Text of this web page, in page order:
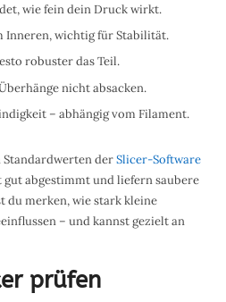
wie fein dein Druck wirkt.
Inneren, wichtig für Stabilität.
robuster das Teil.
nicht absacken.
– abhängig vom Filament.
Standardwerten derSlicer-Software
abgestimmt und liefern saubere
du merken, wie stark kleine
– und kannst gezielt an
prüfen